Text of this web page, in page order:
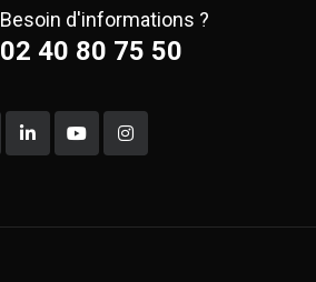
Besoin d'informations ?
02 40 80 75 50